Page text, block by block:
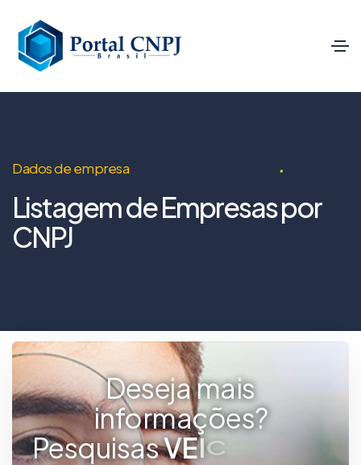
Dados de empresa
Listagem de Empresas por
CNPJ
Deseja mais
informações?
PesquisasVEIC ES